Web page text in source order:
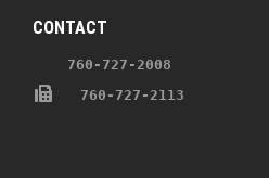
CONTACT
760-727-2008
760-727-2113